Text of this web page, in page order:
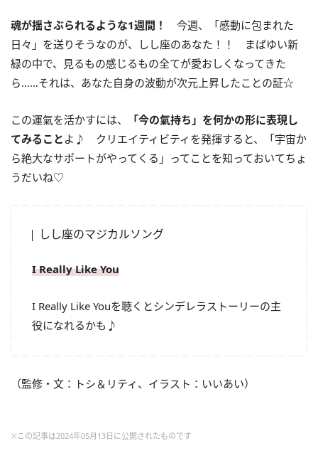
魂が揺さぶられるような1週間！
今週、「感動に包まれた
日々」を送りそうなのが、しし座のあなた！！ まばゆい新
緑の中で、見るもの感じるもの全てが愛おしくなってきた
ら……それは、あなた自身の波動が次元上昇したことの証☆
この運氣を活かすには、
「今の氣持ち」を何かの形に表現し
てみること よ♪ クリエイティビティを発揮すると、「宇宙か
ら絶大なサポートがやってくる」ってことを知っておいてちょ
うだいね♡
しし座のマジカルソング
I Really Like You
I Really Like Youを聴くとシンデレラストーリーの主
役になれるかも♪
（監修・文：トシ＆リティ、イラスト：いいあい）
※この記事は2024年05月13日に公開されたものです